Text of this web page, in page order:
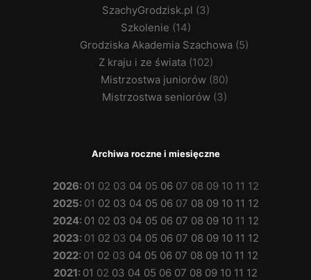
SzachyGrodzisk.pl (3)
Szkolenie (14)
Grodziska Akademia Szachowa (5)
Z kraju i ze świata(102)
Mistrzostwa juniorów(80)
Mistrzostwa seniorów(3)
Archiwa roczne i miesięczne
2026: 01 02 03 04 05 06 07 08 09 10 11 12
2025: 01 02 03 04 05 06 07 08 09 10 11 12
2024: 01 02 03 04 05 06 07 08 09 10 11 12
2023: 01 02 03 04 05 06 07 08 09 10 11 12
2022: 01 02 03 04 05 06 07 08 09 10 11 12
2021: 01 02 03 04 05 06 07 08 09 10 11 12